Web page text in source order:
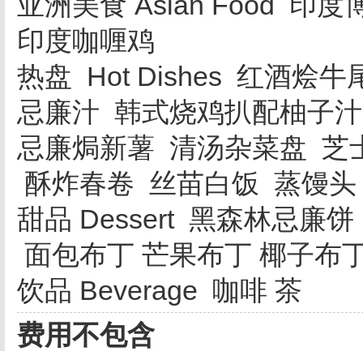
印度咖喱鸡
热盘 Hot Dishes 红酒烩牛
忌廉汁 韩式烧鸡扒配柚子
忌廉焗新薯 清汤杂菜盘 芝
酥炸春卷 丝苗白饭 蒸馒头
甜品 Dessert 黑森林忌廉
面包布丁 芒果布丁 椰子布
饮品 Beverage 咖啡 茶
费用不包含